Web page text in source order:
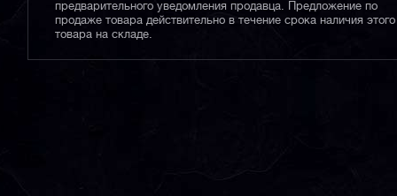
предварительного уведомления продавца. Предложение по
продаже товара действительно в течение срока наличия этого
товара на складе.